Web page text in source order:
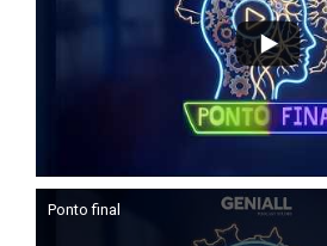
Ponto final